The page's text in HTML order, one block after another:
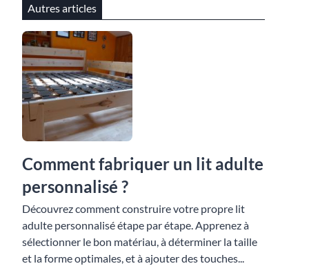
Autres articles
Comment fabriquer un lit adulte
personnalisé ?
Découvrez comment construire votre propre lit
adulte personnalisé étape par étape. Apprenez à
sélectionner le bon matériau, à déterminer la taille
et la forme optimales, et à ajouter des touches...